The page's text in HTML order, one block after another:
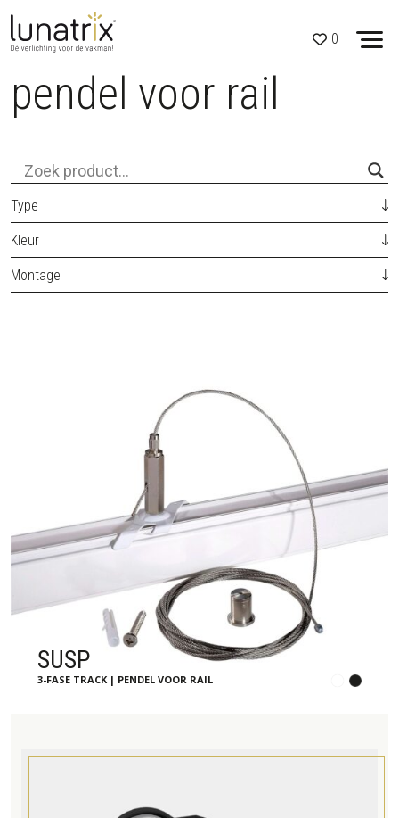
Skip to content
0
pendel voor rail
Type
Kleur
Montage
SUSP
3-FASE TRACK | PENDEL VOOR RAIL